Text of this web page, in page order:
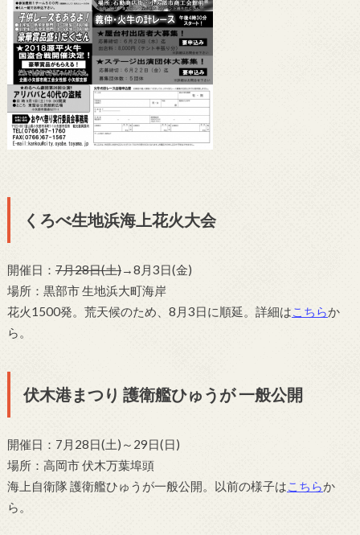
くろべ生地浜海上花火大会
開催日： 7月28日(土)→8月3日(金)
場所：黒部市 生地浜大町海岸
花火1500発。荒天候のため、8月3日に順延。詳細はこちらか
ら。
伏木港まつり 護衛艦ひゅうが 一般公開
開催日：7月28日(土)～29日(日)
場所：高岡市 伏木万葉埠頭
海上自衛隊 護衛艦ひゅうが一般公開。以前の様子はこちらか
ら。